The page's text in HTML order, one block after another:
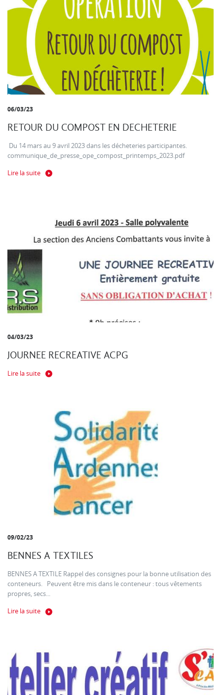
06/03/23
RETOUR DU COMPOST EN DECHETERIE
Du 14 mars au 9 avril 2023 dans les décheteries participantes.
communique_de_presse_ope_compost_printemps_2023.pdf
Lire la suite
04/03/23
JOURNEE RECREATIVE ACPG
Lire la suite
09/02/23
BENNES A TEXTILES
BENNES A TEXTILE Rappel des consignes pour la bonne utilisation des
conteneurs. Peuvent être mis dans le conteneur : tous vêtements
propres, secs...
Lire la suite